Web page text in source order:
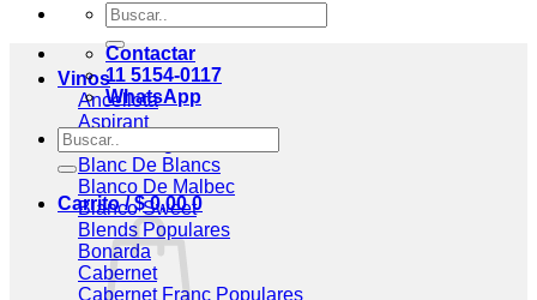
Buscar
por:
Vinos
Ancellota
Aspirant
Assemblage
Blanc De Blancs
Blanco De Malbec
Blanco Sweet
Blends
Bonarda
Cabernet
Cabernet Franc
Contactar
11 5154-0117
WhatsApp
Buscar
por:
Carrito /$0,00 0